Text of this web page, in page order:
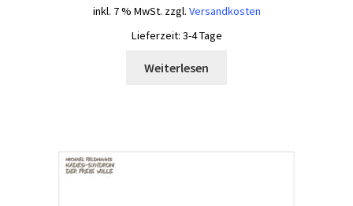
inkl. 7 % MwSt. zzgl. Versandkosten
Lieferzeit: 3-4 Tage
Weiterlesen